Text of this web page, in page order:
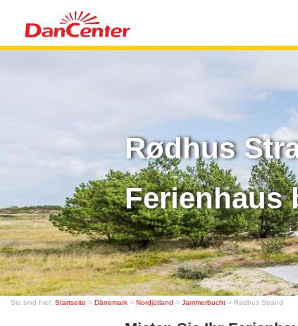
Rødhus
Ferienhaus
Sie sind hier: Startseite > Dänemark > Nordjütland > Jammerbucht > Rødhus Strand